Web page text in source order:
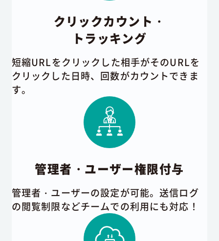
クリックカウント・
トラッキング
短縮URLをクリックした相手がそのURLを
クリックした日時、回数がカウントできま
す。
管理者・ユーザー権限付与
管理者・ユーザーの設定が可能。送信ログ
の閲覧制限などチームでの利用にも対応！